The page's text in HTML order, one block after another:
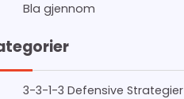
Bla gjennom
3-3-1-3 Defensive Strategier